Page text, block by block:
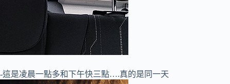
-這是凌晨一點多和下午快三點….真的是同一天